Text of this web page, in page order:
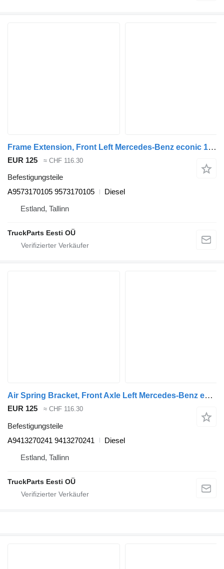
Frame Extension, Front Left Mercedes-Benz econic 1828 (01.98-) A9573170105 für Mercedes-Benz Econic (1998-2014) Müllwagen
EUR 125 ≈ CHF 116.30
Befestigungsteile
A9573170105 9573170105
Diesel
Estland, Tallinn
TruckParts Eesti OÜ
Air Spring Bracket, Front Axle Left Mercedes-Benz econic 1828 (01.98-) A9413270241 für Mercedes-Benz Econic (1998-2014) Müllwagen
EUR 125 ≈ CHF 116.30
Befestigungsteile
A9413270241 9413270241
Diesel
Estland, Tallinn
TruckParts Eesti OÜ